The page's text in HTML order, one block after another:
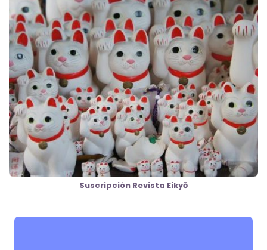
Suscripción Revista Eikyō